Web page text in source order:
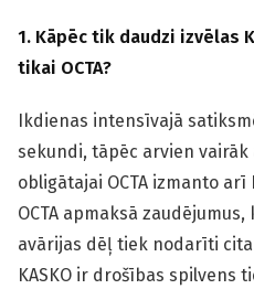
1. Kāpēc tik daudzi izvēlas
tikai OCTA?
Ikdienas intensīvajā
sekundi, tāpēc arvien
obligātajai OCTA izmanto arī
OCTA apmaksā
avārijas dēļ tiek nodarīti
KASKO ir drošības spilvens